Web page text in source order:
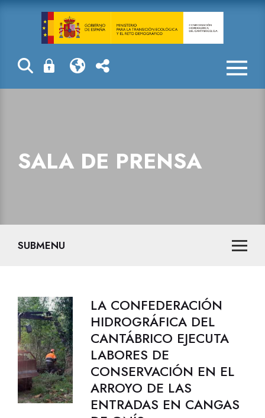
Sala de prensa
SALA DE PRENSA
SUBMENU
LA CONFEDERACIÓN
HIDROGRÁFICA DEL
CANTÁBRICO EJECUTA
LABORES DE
CONSERVACIÓN EN EL
ARROYO DE LAS
ENTRADAS EN CANGAS